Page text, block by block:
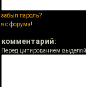
забыл пароль?
я с форума!
комментарий:
Перед цитированием